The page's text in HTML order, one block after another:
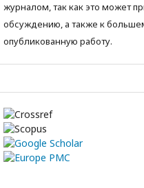
журналом, так как это может
обсуждению, а также к
опубликованную работу.